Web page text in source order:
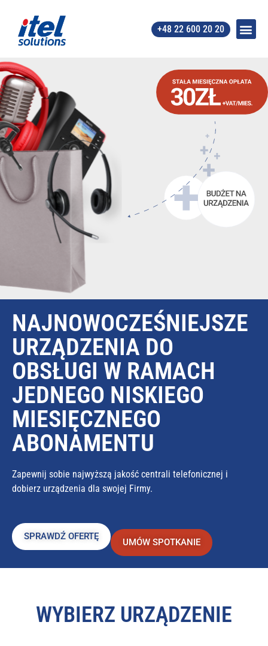
+48 22 600 20 20
NAJNOWOCZEŚNIEJSZE
URZĄDZENIA DO
OBSŁUGI W RAMACH
JEDNEGO NISKIEGO
MIESIĘCZNEGO
ABONAMENTU
Zapewnij sobie najwyższą jakość centrali telefonicznej i
dobierz urządzenia dla swojej Firmy.
SPRAWDŹ OFERTĘ
UMÓW SPOTKANIE
WYBIERZ URZĄDZENIE